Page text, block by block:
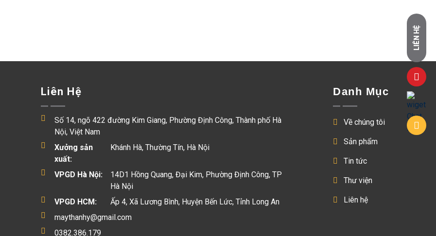
Liên Hệ
Số 14, ngõ 422 đường Kim Giang, Phường Định Công, Thành phố Hà
Nội, Việt Nam
Xưởng sản
xuất:
Khánh Hà, Thường Tín, Hà Nội
VPGD Hà Nội:
14D1 Hồng Quang, Đại Kim, Phường Định Công, TP
Hà Nội
VPGD HCM:
Ấp 4, Xã Lương Bình, Huyện Bến Lức, Tỉnh Long An
maythanhy@gmail.com
0382.386.179
Danh Mục
Về chúng tôi
Sản phẩm
Tin tức
Thư viện
Liên hệ
LIÊN HỆ